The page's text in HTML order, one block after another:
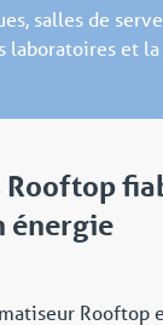
salles de
laboratoires et
énergie
Rooftop